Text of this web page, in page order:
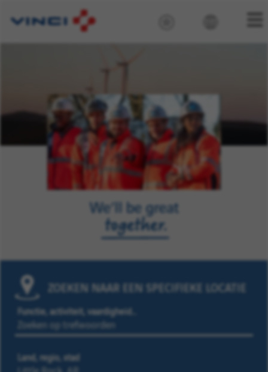
ZOEKEN NAAR EEN SPECIFIEKE LOCATIE
Functie, activiteit, vaardigheid…
Land, regio, stad